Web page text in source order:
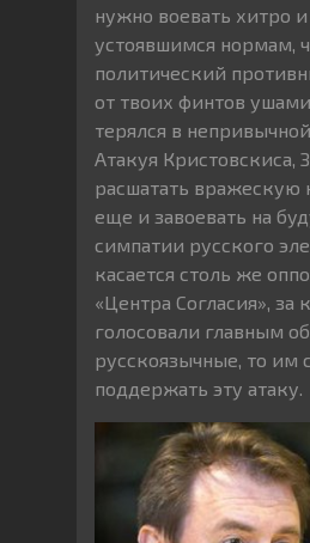
нужно воевать хитро
устоявшимся нормам,
политический
от твоих финтов
терялся в
Атакуя Кристовскиса,
расшатать вражескую
еще и завоевать на
симпатии русского
касается столь же
«Центра Согласия», за
голосовали главным
русскоязычные, то им
поддержать эту атаку.